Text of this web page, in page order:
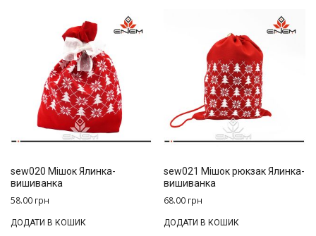
sew020 Мішок Ялинка-
вишиванка
58.00 грн
ДОДАТИ В КОШИК
sew021 Мішок рюкзак Ялинка-
вишиванка
68.00 грн
ДОДАТИ В КОШИК